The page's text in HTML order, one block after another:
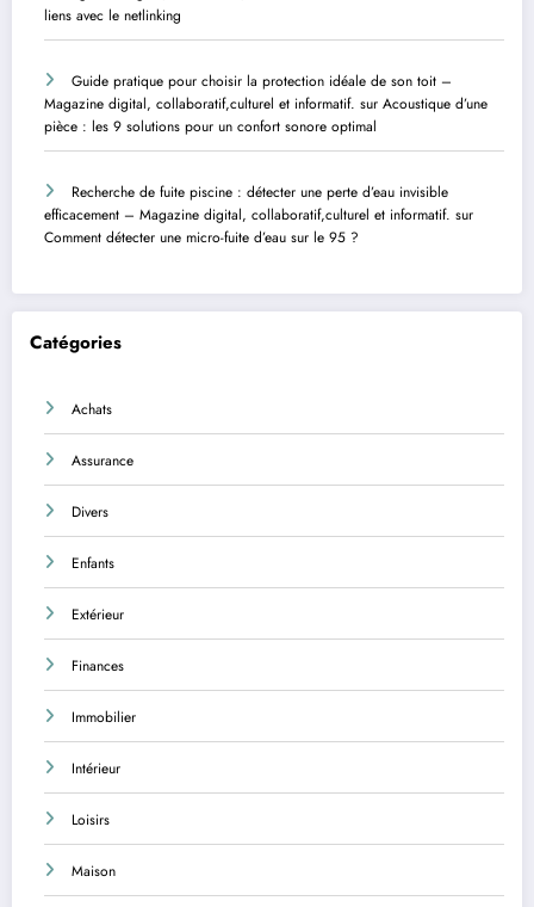
liens avec le netlinking
Guide pratique pour choisir la protection idéale de son toit –
Magazine digital, collaboratif,culturel et informatif. sur Acoustique d’une
pièce : les 9 solutions pour un confort sonore optimal
Recherche de fuite piscine : détecter une perte d’eau invisible
efficacement – Magazine digital, collaboratif,culturel et informatif. sur
Comment détecter une micro-fuite d’eau sur le 95 ?
Catégories
Achats
Assurance
Divers
Enfants
Extérieur
Finances
Immobilier
Intérieur
Loisirs
Maison